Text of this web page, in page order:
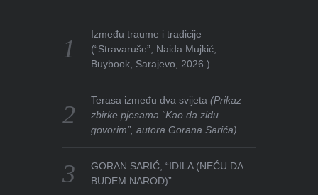
Između traume i tradicije
(“Stravaruše”, Naida Mujkić,
Buybook, Sarajevo, 2026.)
Terasa između dva svijeta(Prikaz
zbirke pjesama “Kao da zidu
govorim”, autora Gorana Sarića)
GORAN SARIĆ, “IDILA (NEĆU DA
BUDEM NAROD)”